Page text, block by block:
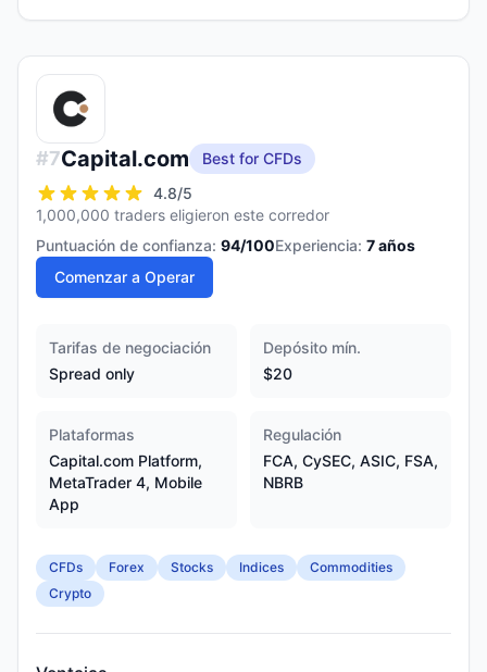
#7Capital.com
Best for CFDs
4.8/5
1,000,000 traders eligieron este corredor
Puntuación de confianza: 94/100Experiencia: 7años
Comenzar a Operar
Tarifas de negociación
Spread only
Depósito mín.
$20
Plataformas
Capital.com Platform,
MetaTrader 4, Mobile
App
Regulación
FCA, CySEC, ASIC, FSA,
NBRB
CFDs Forex Stocks Indices
Commodities
Crypto